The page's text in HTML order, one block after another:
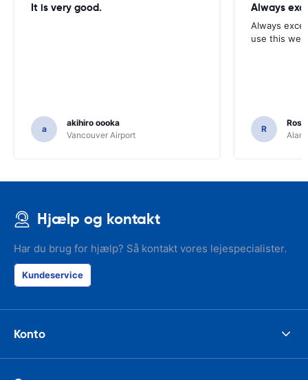
It is very good.
a
akihiro oooka
Vancouver Airport
Always
Always
use this
R
Hjælp og kontakt
Har du brug for hjælp? Så kontakt vores lejespecialister.
Kundeservice
Konto